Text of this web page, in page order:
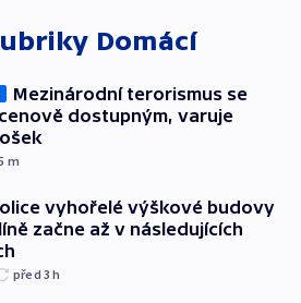
Domácí
Mezinárodní terorismus se
dostupným, varuje
m
vyhořelé výškové budovy
začne až v následujících
před 3h